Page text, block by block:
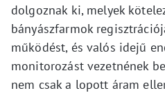
dolgoznak ki, melyek
bányászfarmok
működést, és valós idejű
monitorozást vezetnének
nem csak a lopott áram